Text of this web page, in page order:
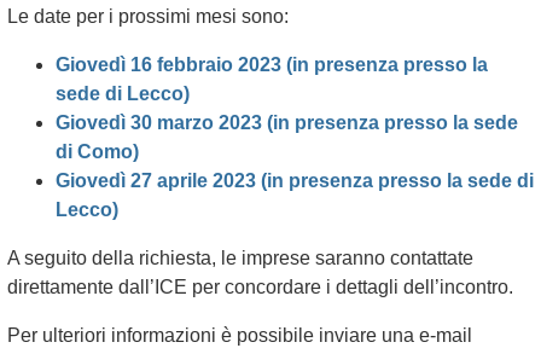
Le date per i prossimi mesi sono:
Giovedì 16 febbraio 2023 (in presenza presso la
sede di Lecco)
Giovedì 30 marzo 2023 (in presenza presso la sede
di Como)
Giovedì 27 aprile 2023 (in presenza presso la sede di
Lecco)
A seguito della richiesta, le imprese saranno contattate
direttamente dall’ICE per concordare i dettagli dell’incontro.
Per ulteriori informazioni è possibile inviare una e-mail